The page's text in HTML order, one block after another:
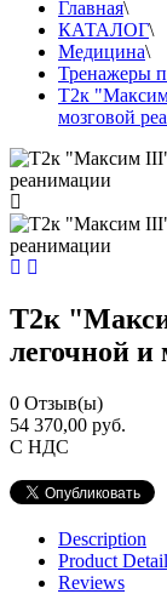
Главная\
КАТАЛОГ\
Медицина\
Тренажеры
Т2к "Максим
мозговой
Т2к
легочной и
0 Отзыв(ы)
54 370,00 руб.
С НДС
Description
Product
Reviews